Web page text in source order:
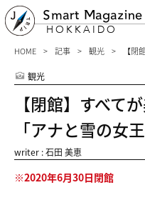
Smart Magazine
HOKKAIDO
HOME 記事 観光 【
観光
【閉館】すべて
「アナと雪の女
writer : 石田 美恵
※2020年6月30日閉館